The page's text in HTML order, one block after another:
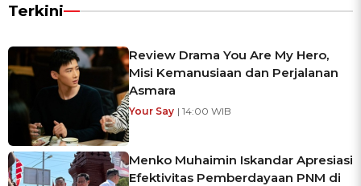
Terkini
Review Drama You Are My Hero,
Misi Kemanusiaan dan Perjalanan
Asmara
Your Say | 14:00 WIB
Menko Muhaimin Iskandar Apresiasi
Efektivitas Pemberdayaan PNM di